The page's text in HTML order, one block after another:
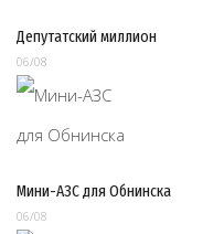
Депутатский миллион
06/08
Мини-АЗС для Обнинска
06/08